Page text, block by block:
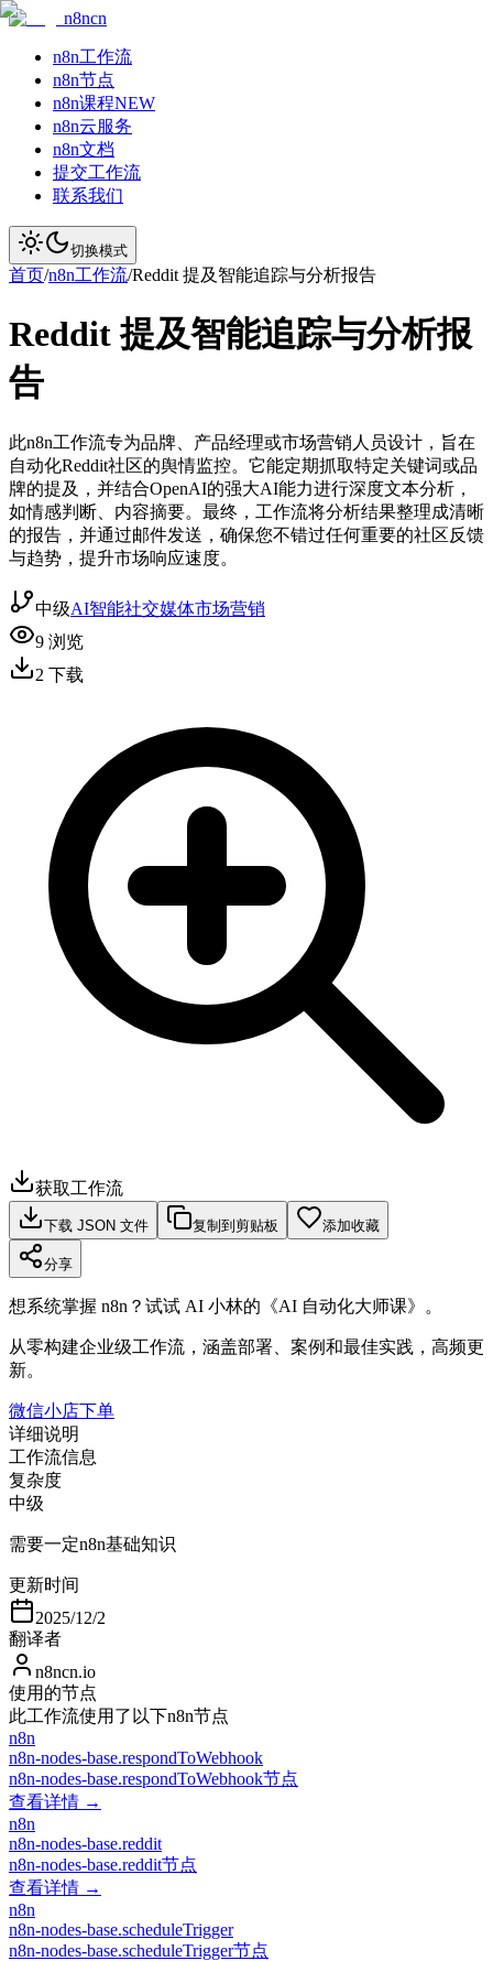
n8ncn
n8n工作流
n8n节点
n8n课程NEW
n8n云服务
n8n文档
提交工作流
联系我们
切换模式
首页/n8n工作流/Reddit 提及智能追踪与分析报告
Reddit 提及智能追踪与分析报
告
此n8n工作流专为品牌、产品经理或市场营销人员设计，旨在
自动化Reddit社区的舆情监控。它能定期抓取特定关键词或品
牌的提及，并结合OpenAI的强大AI能力进行深度文本分析，
如情感判断、内容摘要。最终，工作流将分析结果整理成清晰
的报告，并通过邮件发送，确保您不错过任何重要的社区反馈
与趋势，提升市场响应速度。
中级AI智能社交媒体市场营销
9 浏览
2 下载
获取工作流
下载 JSON 文件 复制到剪贴板 添加收藏
分享
想系统掌握 n8n？试试 AI 小林的《AI 自动化大师课》。
从零构建企业级工作流，涵盖部署、案例和最佳实践，高频更
新。
微信小店下单
详细说明
工作流信息
复杂度
中级
需要一定n8n基础知识
更新时间
2025/12/2
翻译者
n8ncn.io
使用的节点
此工作流使用了以下n8n节点
n8n
n8n-nodes-base.respondToWebhook
n8n-nodes-base.respondToWebhook节点
查看详情 →
n8n
n8n-nodes-base.reddit
n8n-nodes-base.reddit节点
查看详情 →
n8n
n8n-nodes-base.scheduleTrigger
n8n-nodes-base.scheduleTrigger节点